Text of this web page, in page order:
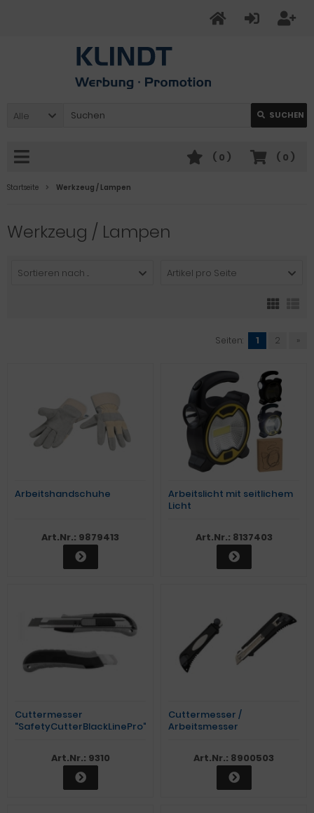
Alle SUCHEN
( 0 )
( 0 )
Startseite Werkzeug / Lampen
Werkzeug / Lampen
Sortieren nach ... Artikel pro Seite
Seiten: 1 2 »
Arbeitshandschuhe
Art.Nr.: 9879413
Arbeitslicht mit seitlichem
Licht
Art.Nr.: 8137403
Cuttermesser
"SafetyCutterBlackLinePro"
Art.Nr.: 9310
Cuttermesser /
Arbeitsmesser
Art.Nr.: 8900503